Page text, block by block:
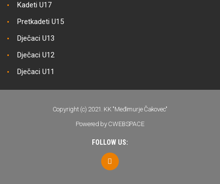
Kadeti U17
Pretkadeti U15
Dječaci U13
Dječaci U12
Dječaci U11
Copyright (c) 2021. KK "Međimurje Čakovec"
Powered by CWEBSPACE
FOLLOW US: